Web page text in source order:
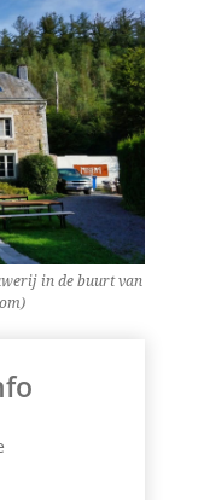
in de buurt van